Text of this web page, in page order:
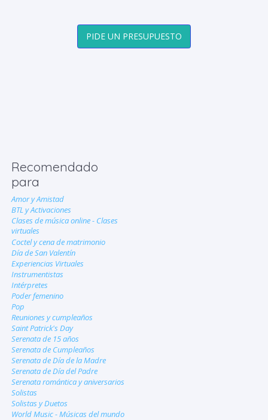
PIDE UN PRESUPUESTO
Recomendado
para
Amor y Amistad
BTL y Activaciones
Clases de música online - Clases
virtuales
Coctel y cena de matrimonio
Día de San Valentín
Experiencias Virtuales
Instrumentistas
Intérpretes
Poder femenino
Pop
Reuniones y cumpleaños
Saint Patrick's Day
Serenata de 15 años
Serenata de Cumpleaños
Serenata de Día de la Madre
Serenata de Día del Padre
Serenata romántica y aniversarios
Solistas
Solistas y Duetos
World Music - Músicas del mundo